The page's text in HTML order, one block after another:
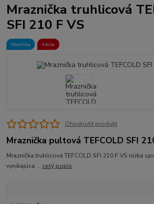
Mraznička truhlicová
SFI 210 F VS
Novinka Akcia
Ohodnotiť produkt
Mraznička pultová TEFCOLD SFI
Mraznička truhlicová TEFCOLD SFI 210 F VS nízka
vynikajúca ... celý popis